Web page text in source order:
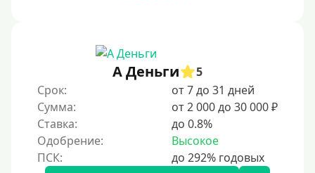
100 дней
4 месяца
5 месяцев
На полгода
А Деньги
5
Срок:
от 7 до 31 дней
Сумма:
от 2 000 до 30 000 ₽
Ставка:
до 0.8%
Одобрение:
Высокое